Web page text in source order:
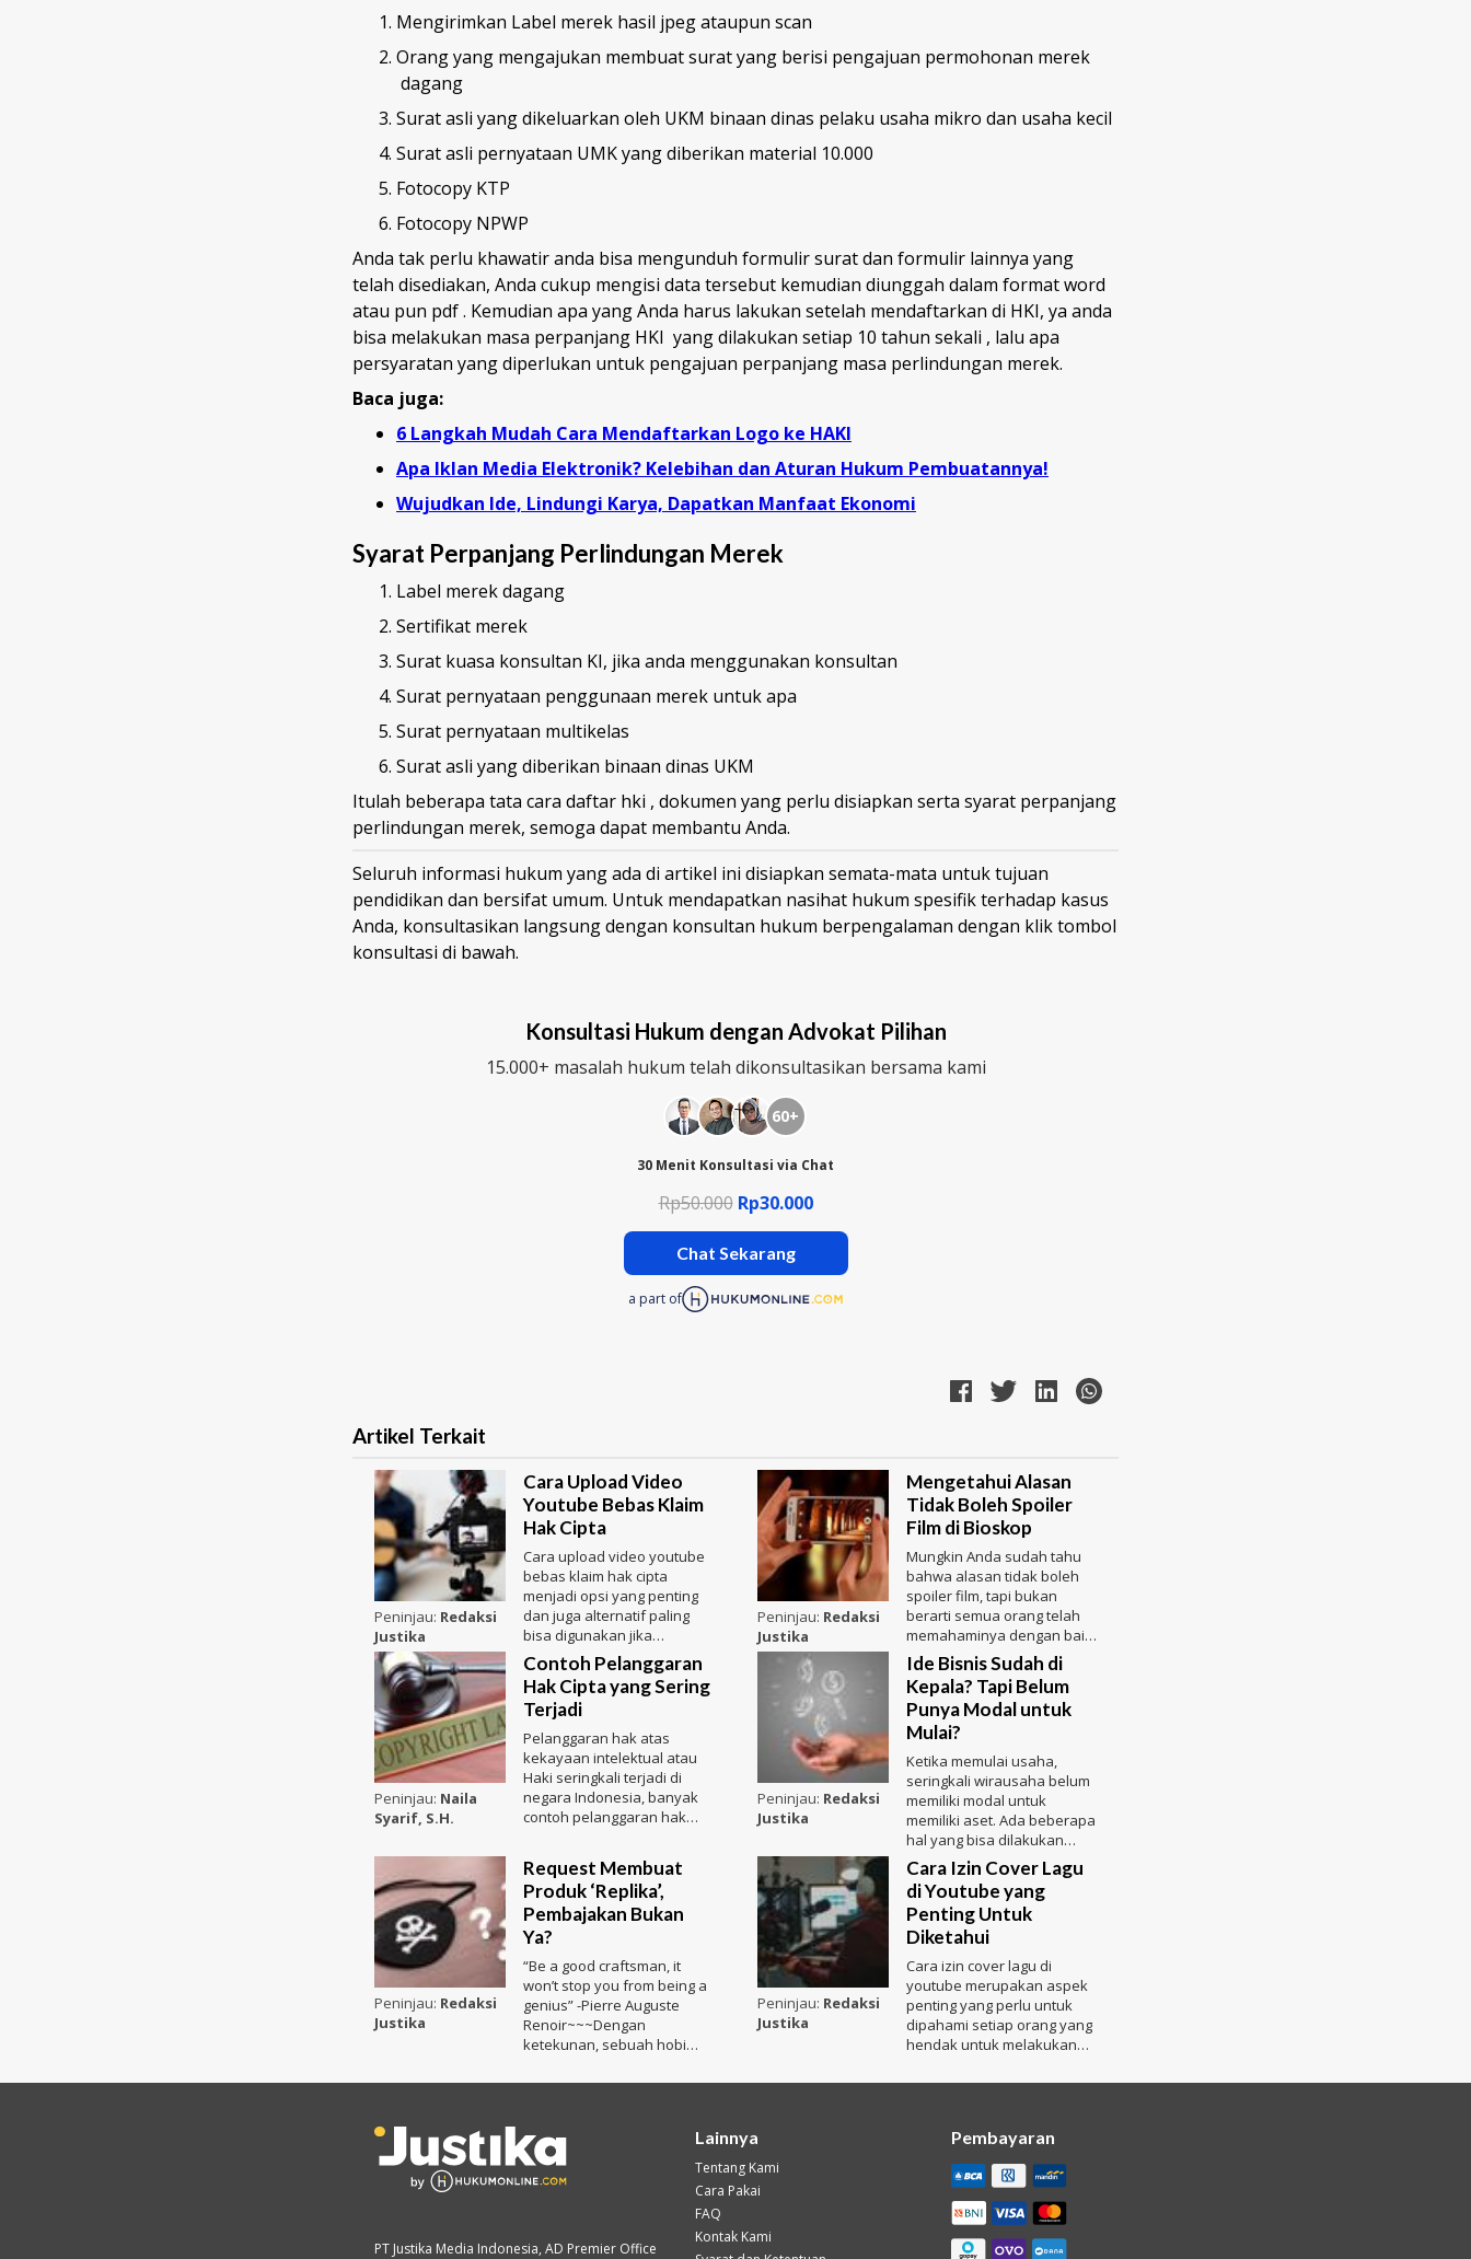
Mengirimkan Label merek hasil jpeg ataupun scan
Orang yang mengajukan membuat surat yang berisi pengajuan permohonan merek
dagang
Surat asli yang dikeluarkan oleh UKM binaan dinas pelaku usaha mikro dan usaha kecil
Surat asli pernyataan UMK yang diberikan material 10.000
Fotocopy KTP
Fotocopy NPWP
Anda tak perlu khawatir anda bisa mengunduh formulir surat dan formulir lainnya yang
telah disediakan, Anda cukup mengisi data tersebut kemudian diunggah dalam format word
atau pun pdf . Kemudian apa yang Anda harus lakukan setelah mendaftarkan di HKI, ya anda
bisa melakukan masa perpanjang HKI yang dilakukan setiap 10 tahun sekali , lalu apa
persyaratan yang diperlukan untuk pengajuan perpanjang masa perlindungan merek.
Baca juga:
6 Langkah Mudah Cara Mendaftarkan Logo ke HAKI
Apa Iklan Media Elektronik? Kelebihan dan Aturan Hukum Pembuatannya!
Wujudkan Ide, Lindungi Karya, Dapatkan Manfaat Ekonomi
Syarat Perpanjang Perlindungan Merek
Label merek dagang
Sertifikat merek
Surat kuasa konsultan KI, jika anda menggunakan konsultan
Surat pernyataan penggunaan merek untuk apa
Surat pernyataan multikelas
Surat asli yang diberikan binaan dinas UKM
Itulah beberapa tata cara daftar hki , dokumen yang perlu disiapkan serta syarat perpanjang
perlindungan merek, semoga dapat membantu Anda.
Seluruh informasi hukum yang ada di artikel ini disiapkan semata-mata untuk tujuan
pendidikan dan bersifat umum. Untuk mendapatkan nasihat hukum spesifik terhadap kasus
Anda, konsultasikan langsung dengan konsultan hukum berpengalaman dengan klik tombol
konsultasi di bawah.
Konsultasi Hukum dengan Advokat Pilihan
15.000+ masalah hukum telah dikonsultasikan bersama kami
60+
30 Menit Konsultasi via Chat
Rp50.000 Rp30.000
Chat Sekarang
a part of
Artikel Terkait
Peninjau: Redaksi
Justika
Cara Upload Video
Youtube Bebas Klaim
Hak Cipta
Cara upload video youtube
bebas klaim hak cipta
menjadi opsi yang penting
dan juga alternatif paling
bisa digunakan jika
pengguna tidak
memperoleh izi
Peninjau: Redaksi
Justika
Mengetahui Alasan
Tidak Boleh Spoiler
Film di Bioskop
Mungkin Anda sudah tahu
bahwa alasan tidak boleh
spoiler film, tapi bukan
berarti semua orang telah
memahaminya dengan baik.
Tindakan ilegal dengan me
Peninjau: Naila
Syarif, S.H.
Contoh Pelanggaran
Hak Cipta yang Sering
Terjadi
Pelanggaran hak atas
kekayaan intelektual atau
Haki seringkali terjadi di
negara Indonesia, banyak
contoh pelanggaran hak
Peninjau: Redaksi
Justika
Ide Bisnis Sudah di
Kepala? Tapi Belum
Punya Modal untuk
Mulai?
Ketika memulai usaha,
seringkali wirausaha belum
memiliki modal untuk
memiliki aset. Ada beberapa
hal yang bisa dilakukan
untuk tetap dapat
menjalanka
Peninjau: Redaksi
Justika
Request Membuat
Produk ‘Replika’,
Pembajakan Bukan
Ya?
“Be a good craftsman, it
won’t stop you from being a
genius” -Pierre Auguste
Renoir~~~Dengan
ketekunan, sebuah hobi
menguntun
Peninjau: Redaksi
Justika
Cara Izin Cover Lagu
di Youtube yang
Penting Untuk
Diketahui
Cara izin cover lagu di
youtube merupakan aspek
penting yang perlu untuk
dipahami setiap orang yang
hendak untuk melakukan
PT Justika Media Indonesia, AD Premier Office
Lainnya
Tentang Kami
Cara Pakai
FAQ
Kontak Kami
Pembayaran